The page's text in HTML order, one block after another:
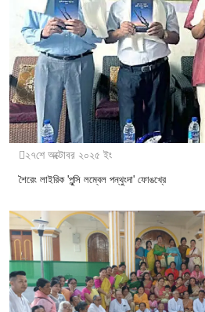
২৭শে অক্টোবর ২০২৫ ইং
শৈরেং লাইরিক 'পুন্সি লম্বেল পন্থুংদা' ফোঙখ্রে